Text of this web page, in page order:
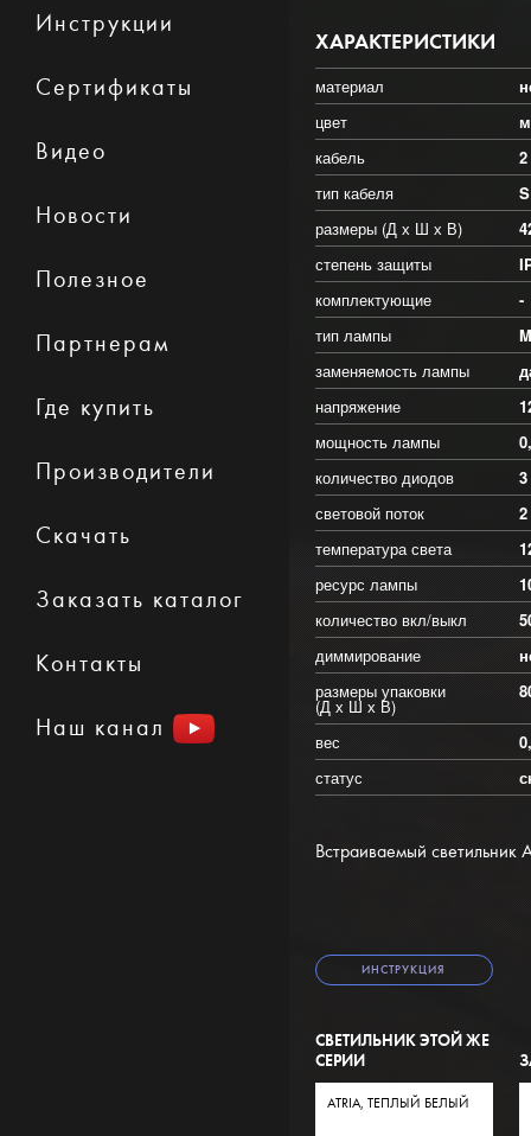
ХАРАКТЕРИСТИКИ
материал
цвет
кабель
тип кабеля
размеры (Д х Ш х В)
степень защиты
комплектующие
-
тип лампы
заменяемость лампы
напряжение
мощность лампы
количество диодов
3
световой поток
температура света
ресурс лампы
количество вкл/выкл
диммирование
размеры упаковки
(Д х Ш х В)
вес
статус
Встраиваемый светильник
ИНСТРУКЦИЯ
СВЕТИЛЬНИК ЭТОЙ ЖЕ
СЕРИИ
ATRIA, ТЕПЛЫЙ БЕЛЫЙ
Инструкции
Сертификаты
Видео
Новости
Полезное
Партнерам
Где купить
Производители
Скачать
Заказать каталог
Контакты
Наш канал